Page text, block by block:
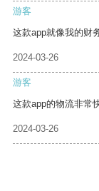
游客
这款app就像我的财
2024-03-26
游客
这款app的物流非常
2024-03-26